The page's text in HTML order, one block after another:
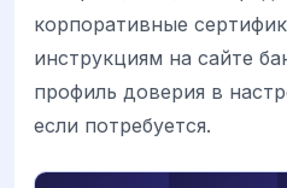
корпоративные
инструкциям на сайте
профиль доверия в
если потребуется.